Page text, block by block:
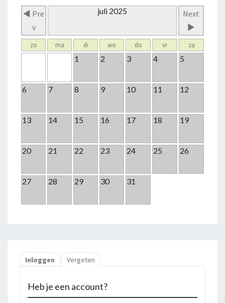
◄ Pre
v
juli 2025
Next
►
zo ma di wo do vr za
1 2 3 4 5
6 7 8 9 10 11 12
13 14 15 16 17 18 19
20 21 22 23 24 25 26
27 28 29 30 31
Inloggen Vergeten
Heb je een account?